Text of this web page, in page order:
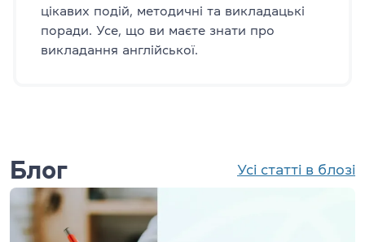
цікавих подій, методичні та викладацькі
поради. Усе, що ви маєте знати про
викладання англійської.
Блог Усі статті в блозі